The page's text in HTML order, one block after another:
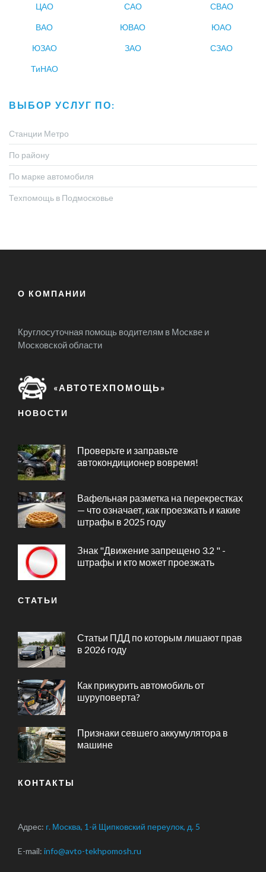
ЦАО САО СВАО
ВАО ЮВАО ЮАО
ЮЗАО ЗАО СЗАО
ТиНАО
ВЫБОР УСЛУГ ПО:
Станции Метро
По району
По марке автомобиля
Техпомощь в Подмосковье
О КОМПАНИИ
Круглосуточная помощь водителям в Москве и
Московской области
«АВТОТЕХПОМОЩЬ»
НОВОСТИ
Проверьте и заправьте
автокондиционер вовремя!
Вафельная разметка на перекрестках
— что означает, как проезжать и какие
штрафы в 2025 году
Знак "Движение запрещено 3.2 " -
штрафы и кто может проезжать
СТАТЬИ
Статьи ПДД по которым лишают прав
в 2026 году
Как прикурить автомобиль от
шуруповерта?
Признаки севшего аккумулятора в
машине
КОНТАКТЫ
Адрес: г. Москва, 1-й Щипковский переулок, д. 5
E-mail: info@avto-tekhpomosh.ru